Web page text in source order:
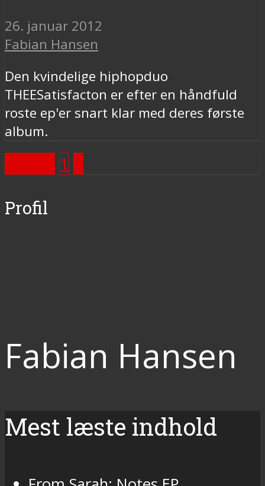
26. januar 2012
Fabian Hansen
Den kvindelige hiphopduo
THEESatisfacton er efter en håndfuld
roste ep'er snart klar med deres første
album.
1
Profil
Fabian Hansen
Mest læste indhold